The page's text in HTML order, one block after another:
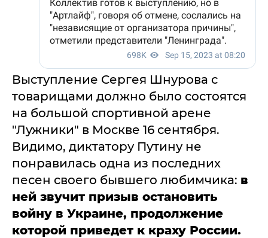
Выступление Сергея Шнурова с
товарищами должно было состоятся
на большой спортивной арене
"Лужники" в Москве 16 сентября.
Видимо, диктатору Путину не
понравилась одна из последних
песен своего бывшего любимчика: в
ней звучит призыв остановить
войну в Украине, продолжение
которой приведет к краху России.